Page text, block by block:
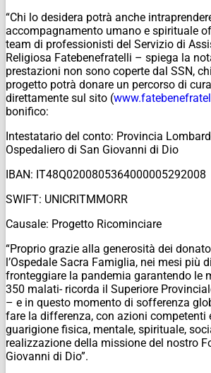
“Chi lo desidera potrà anche
accompagnamento umano e spirituale
team di professionisti del Servizio di
Religiosa Fatebenefratelli – spiega la
prestazioni non sono coperte dal SSN,
progetto potrà donare un percorso di
direttamente sul sito (
bonifico:
Intestatario del conto: Provincia
Ospedaliero di San Giovanni di Dio
IBAN: IT48Q0200805364000005292008
SWIFT: UNICRITMMORR
Causale: Progetto Ricominciare
“Proprio grazie alla generosità dei
l’Ospedale Sacra Famiglia, nei mesi più
fronteggiare la pandemia garantendo le
350 malati- ricorda il Superiore
– e in questo momento di sofferenza
fare la differenza, con azioni competenti
guarigione fisica, mentale, spirituale,
realizzazione della missione del nostro
Giovanni di Dio”.